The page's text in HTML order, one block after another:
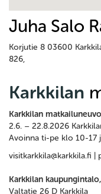
Juha Salo
Korjutie 8 03600
826,
Karkkilan
Karkkilan
2.6. – 22.8.2026
Avoinna ti-pe klo 10-17
visitkarkkila@karkkila.fi |
Karkkilan
Valtatie 26 D Karkkila